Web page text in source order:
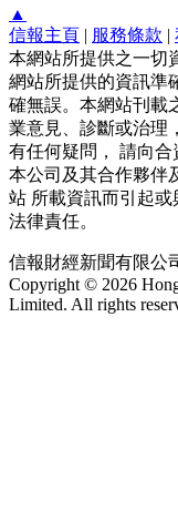
▲
信報主頁 | 服務條款 |
本網站所提供之一切
網站所提供的資訊準
確無誤。本網站刊載
業意見、診斷或治理
有任何疑問， 請向合
本公司及其合作夥伴
站 所載資訊而引起
法律責任。
信報財經新聞有限公
Copyright © 2026
Limited. All rights